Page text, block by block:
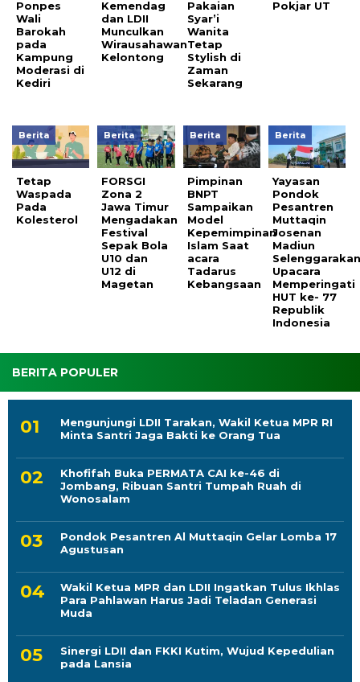
Ponpes
Wali
Barokah
pada
Kampung
Moderasi di
Kediri
Kemendag
dan LDII
Munculkan
Wirausahawan
Kelontong
Pakaian
Syar’i
Wanita
Tetap
Stylish di
Zaman
Sekarang
Pokjar UT
Berita
Tetap
Waspada
Pada
Kolesterol
Berita
FORSGI
Zona 2
Jawa Timur
Mengadakan
Festival
Sepak Bola
U10 dan
U12 di
Magetan
Berita
Pimpinan
BNPT
Sampaikan
Model
Kepemimpinan
Islam Saat
acara
Tadarus
Kebangsaan
Berita
Yayasan
Pondok
Pesantren
Muttaqin
Josenan
Madiun
Upacara
Memperingati
HUT ke- 77
Republik
Indonesia
BERITA POPULER
Mengunjungi LDII Tarakan, Wakil Ketua MPR RI
Minta Santri Jaga Bakti ke Orang Tua
Khofifah Buka PERMATA CAI ke-46 di
Jombang, Ribuan Santri Tumpah Ruah di
Wonosalam
Pondok Pesantren Al Muttaqin Gelar Lomba 17
Agustusan
Wakil Ketua MPR dan LDII Ingatkan Tulus Ikhlas
Para Pahlawan Harus Jadi Teladan Generasi
Muda
Sinergi LDII dan FKKI Kutim, Wujud Kepedulian
pada Lansia